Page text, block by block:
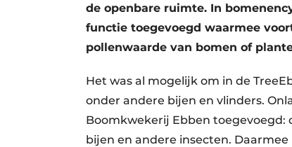
de openbare ruimte. In
functie toegevoegd waarmee
pollenwaarde van bomen of
Het was al mogelijk om in de
onder andere bijen en vlinders.
Boomkwekerij Ebben toegevoegd:
bijen en andere insecten.